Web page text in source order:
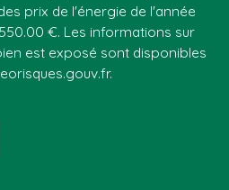
prix de l'énergie de l'année
€. Les informations sur
est exposé sont disponibles